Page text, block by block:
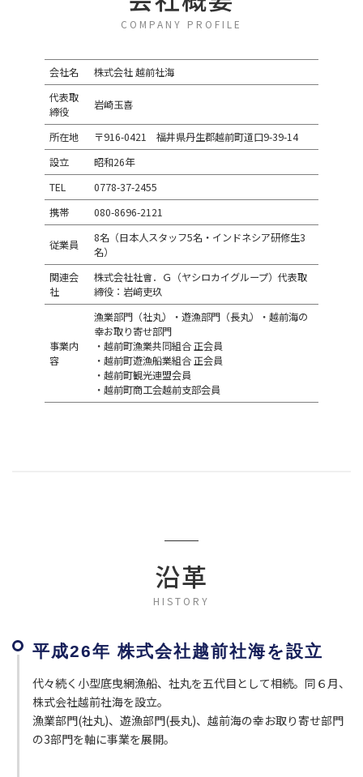
COMPANY PROFILE
会社名
株式会社 越前社海
代表取
締役
岩崎玉喜
所在地
〒916-0421 福井県丹生郡越前町道口9-39-14
設立
昭和26年
TEL
0778-37-2455
携帯
080-8696-2121
従業員
8名（日本人スタッフ5名・インドネシア研修生3
名）
関連会
社
株式会社社會．Ｇ（ヤシロカイグループ）代表取
締役：岩﨑吏玖
事業内
容
漁業部門（社丸）・遊漁部門（長丸）・越前海の
幸お取り寄せ部門
・越前町漁業共同組合 正会員
・越前町遊漁船業組合 正会員
・越前町観光連盟会員
・越前町商工会越前支部会員
沿革
HISTORY
平成26年 株式会社越前社海を設立
代々続く小型底曳網漁船、社丸を五代目として相続。同６月、
株式会社越前社海を設立。
漁業部門(社丸)、遊漁部門(長丸)、越前海の幸お取り寄せ部門
の3部門を軸に事業を展開。